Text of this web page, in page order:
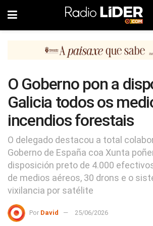
O Goberno pon a
Galicia todos os
incendios forestais
O delegado destacou a total
Goberno de España coa Xunta
disposición preto de 4.000
de medios aéreos, 30 drons e o
vixilancia por satélite
Por David 25/06/2026